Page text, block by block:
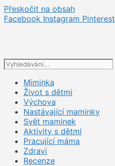
Přeskočit na obsah
Facebook Instagram Pinterest
Miminka
Život s dětmi
Výchova
Nastávající maminky
Svět maminek
Aktivity s dětmi
Pracující máma
Zdraví
Recenze